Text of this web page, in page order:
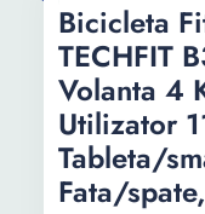
Bicicleta
TECHFIT
Volanta 4
Utilizator
Tableta/
Fata/